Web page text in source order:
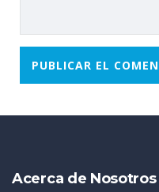
Acerca de Nosotros